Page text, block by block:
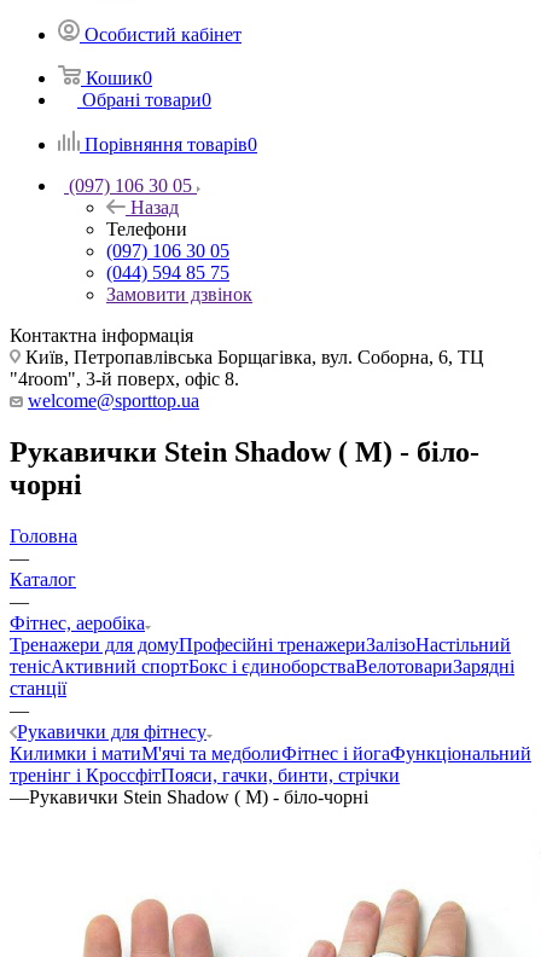
Особистий кабінет
Кошик0
Обрані товари0
Порівняння товарів0
(097) 106 30 05
Назад
Телефони
(097) 106 30 05
(044) 594 85 75
Замовити дзвінок
Контактна інформація
Київ, Петропавлівська Борщагівка, вул. Соборна, 6, ТЦ
"4room", 3-й поверх, офіс 8.
welcome@sporttop.ua
Рукавички Stein Shadow ( M) - біло-
чорні
Головна
—
Каталог
—
Фітнес, аеробіка
Тренажери для домуПрофесійні тренажериЗалізоНастільний
тенісАктивний спортБокс і єдиноборстваВелотовариЗарядні
станції
—
Рукавички для фітнесу
Килимки і матиМ'ячі та медболиФітнес і йогаФункціональний
тренінг і КроссфітПояси, гачки, бинти, стрічки
—Рукавички Stein Shadow ( M) - біло-чорні